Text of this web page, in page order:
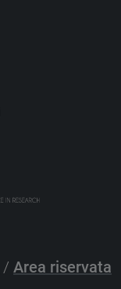
/ Area riservata